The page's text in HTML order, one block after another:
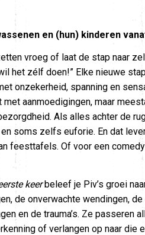
en (hun) kinderen
vroeg of laat de stap naar
het zélf doen!” Elke nieuwe
onzekerheid, spanning en
met aanmoedigingen, maar
Als alles achter de
soms zelfs euforie. En dat
feesttafels. Of voor een
keerbeleef je Piv’s groei
de onverwachte wendingen,
en de trauma’s. Ze passeren
of verlangen op naar die